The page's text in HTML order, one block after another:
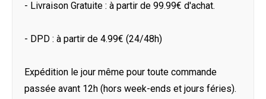
- Livraison Gratuite : à partir de 99.99€ d'achat.
- DPD : à partir de 4.99€ (24/48h)
Expédition le jour même pour toute commande
passée avant 12h (hors week-ends et jours féries).